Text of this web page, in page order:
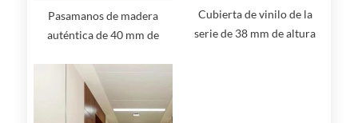
Pasamanos de madera
auténtica de 40 mm de
Cubierta de vinilo de la
serie de 38 mm de altura